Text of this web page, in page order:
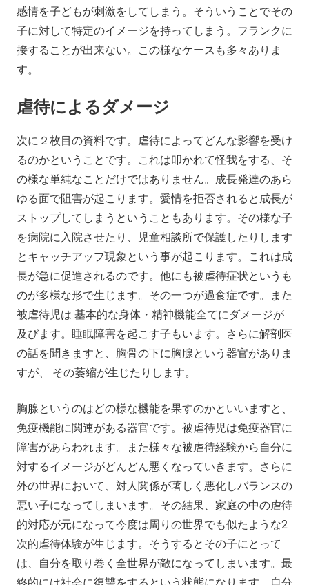
感情を子どもが刺激をしてしまう。そういうことでその
子に対して特定のイメージを持ってしまう。フランクに
接することが出来ない。この様なケースも多々ありま
す。
虐待によるダメージ
次に２枚目の資料です。虐待によってどんな影響を受け
るのかということです。これは叩かれて怪我をする、そ
の様な単純なことだけではありません。成長発達のあら
ゆる面で阻害が起こります。愛情を拒否されると成長が
ストップしてしまうということもあります。その様な子
を病院に入院させたり、児童相談所で保護したりします
とキャッチアップ現象という事が起こります。これは成
長が急に促進されるのです。他にも被虐待症状というも
のが多様な形で生じます。その一つが過食症です。また
被虐待児は 基本的な身体・精神機能全てにダメージが
及びます。睡眠障害を起こす子もいます。さらに解剖医
の話を聞きますと、胸骨の下に胸腺という器官がありま
すが、 その萎縮が生じたりします。
胸腺というのはどの様な機能を果すのかといいますと、
免疫機能に関連がある器官です。被虐待児は免疫器官に
障害があらわれます。また様々な被虐待経験から自分に
対するイメージがどんどん悪くなっていきます。さらに
外の世界において、対人関係が著しく悪化しバランスの
悪い子になってしまいます。その結果、家庭の中の虐待
的対応が元になって今度は周りの世界でも似たような2
次的虐待体験が生じます。そうするとその子にとって
は、自分を取り巻く全世界が敵になってしまいます。最